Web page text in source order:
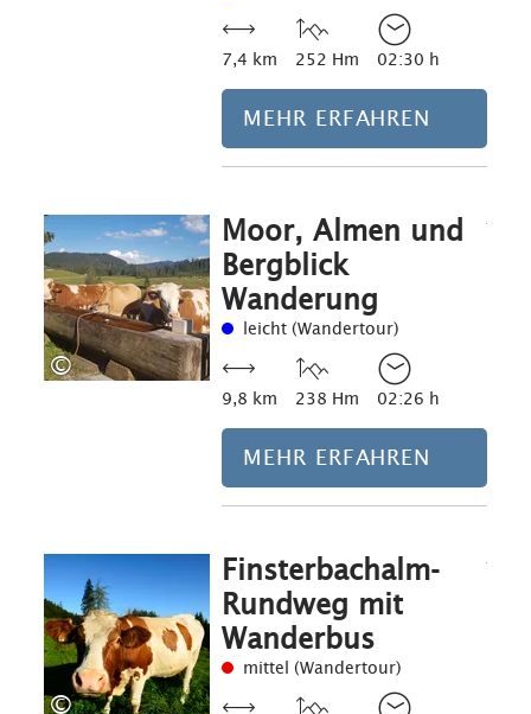
7,4 km 252 Hm 02:30 h
MEHR ERFAHREN
©
Moor, Almen und
Bergblick
Wanderung
leicht (Wandertour)
9,8 km 238 Hm 02:26 h
MEHR ERFAHREN
©
Finsterbachalm-
Rundweg mit
Wanderbus
mittel (Wandertour)